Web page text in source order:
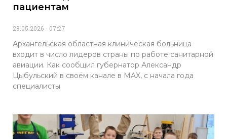
пациентам
28.05.2026 07:27
Архангельская областная клиническая больница
входит в число лидеров страны по работе санитарной
авиации. Как сообщил губернатор Александр
Цыбульский в своём канале в MAX, с начала года
специалисты